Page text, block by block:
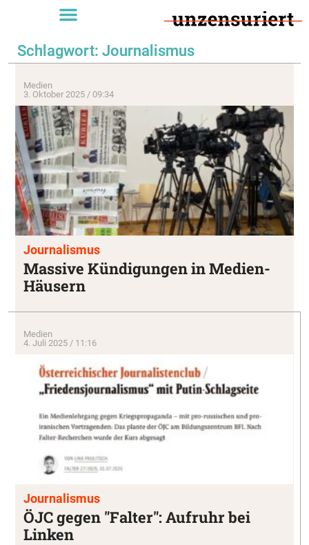
Schlagwort: Journalismus
Medien
3. Oktober 2025 / 09:34
Journalismus
Massive Kündigungen in Medien-
Häusern
Medien
4. Juli 2025 / 11:16
Journalismus
ÖJC gegen "Falter": Aufruhr bei
Linken